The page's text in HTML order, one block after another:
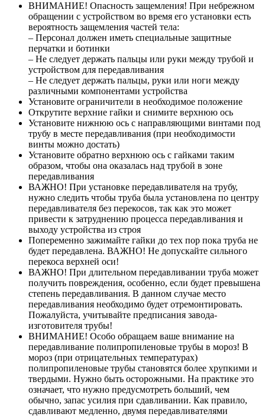
ВНИМАНИЕ! Опасность защемления! При небрежном
обращении с устройством во время его установки есть
вероятность защемления частей тела:
– Персонал должен иметь специальные защитные
перчатки и ботинки
– Не следует держать пальцы или руки между трубой и
устройством для передавливания
– Не следует держать пальцы, руки или ноги между
различными компонентами устройства
Установите ограничители в необходимое положение
Открутите верхние гайки и снимите верхнюю ось
Установите нижнюю ось с направляющими винтами под
трубу в месте передавливания (при необходимости
винты можно достать)
Установите обратно верхнюю ось с гайками таким
образом, чтобы она оказалась над трубой в зоне
передавливания
ВАЖНО! При установке передавливателя на трубу,
нужно следить чтобы труба была установлена по центру
передавливателя без перекосов, так как это может
привести к затруднению процесса передавливания и
выходу устройства из строя
Попеременно зажимайте гайки до тех пор пока труба не
будет передавлена. ВАЖНО! Не допускайте сильного
перекоса верхней оси!
ВАЖНО! При длительном передавливании труба может
получить повреждения, особенно, если будет превышена
степень передавливания. В данном случае место
передавливания необходимо будет отремонтировать.
Пожалуйста, учитывайте предписания завода-
изготовителя трубы!
ВНИМАНИЕ! Особо обращаем ваше внимание на
передавливание полипропиленовые трубы в мороз! В
мороз (при отрицательных температурах)
полипропиленовые трубы становятся более хрупкими и
твердыми. Нужно быть осторожными. На практике это
означает, что нужно предусмотреть больший, чем
обычно, запас усилия при сдавливании. Как правило,
сдавливают медленно, двумя передавливателями